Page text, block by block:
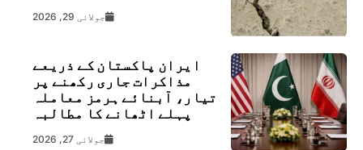
جولائی 29, 2026
ایران پاکستان کے ذریعے
مذاکرات جاری رکھنے پر
تیار، آبنائے ہرمز معاملہ
پہلے اٹھانے کا مطالبہ
جولائی 27, 2026